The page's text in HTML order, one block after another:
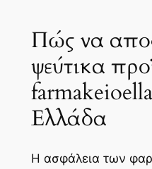
Πώς να
ψεύτικα
Ελλάδα
Η ασφάλεια των